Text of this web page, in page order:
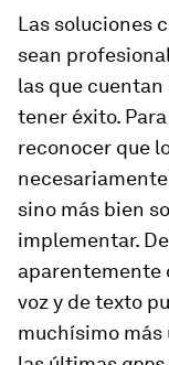
Las soluciones
sean
las que
tener éxito.
reconocer que
sino más bien
implementar.
aparentemente
voz y de texto
muchísimo